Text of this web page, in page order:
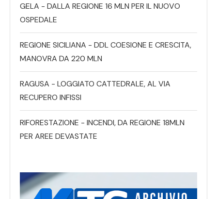
GELA - DALLA REGIONE 16 MLN PER IL NUOVO
OSPEDALE
REGIONE SICILIANA - DDL COESIONE E CRESCITA,
MANOVRA DA 220 MLN
RAGUSA - LOGGIATO CATTEDRALE, AL VIA
RECUPERO INFISSI
RIFORESTAZIONE - INCENDI, DA REGIONE 18MLN
PER AREE DEVASTATE